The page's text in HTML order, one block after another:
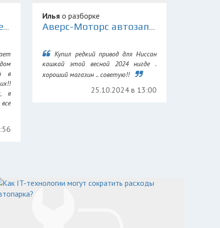
Склад Контрактных Деталей 78
в
в
Илья о разборке
Аверс-Моторс автозапчасти для иномарок
Купил редкий привод для Ниссан
кашкай этой весной 2024 нигде .
хороший магазин .. советую!!
25.10.2024 в 13:00